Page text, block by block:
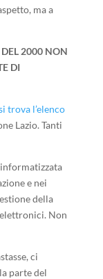
ma a
2000 NON
DI
trova l’elenco
Lazio. Tanti
e nei
della
Non
ci
parte del